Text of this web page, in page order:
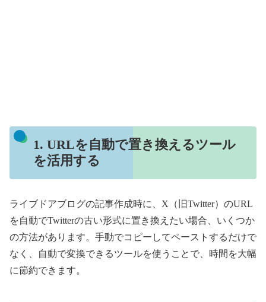
1. URLを自動で置き換えるツール
を活用する
ライブドアブログの記事作成時に、X（旧Twitter）のURL
を自動でTwitterの古い形式に置き換えたい場合、いくつか
の方法があります。手動でコピーしてペーストするだけで
なく、自動で変換できるツールを使うことで、時間を大幅
に節約できます。